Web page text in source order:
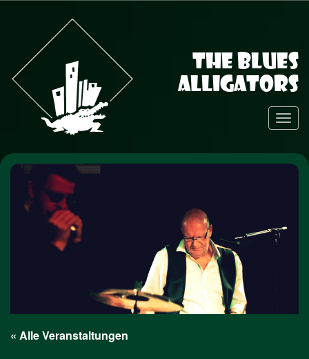
The Blues
Alligators
Toggle
« Alle Veranstaltungen